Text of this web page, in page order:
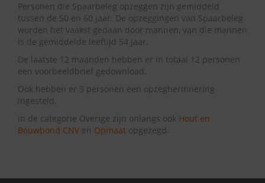
Personen die Spaarbeleg opzeggen zijn gemiddeld
tussen de 50 en 60 jaar. De opzeggingen van Spaarbeleg
worden het vaakst gedaan door mannen, van die mannen
is de gemiddelde leeftijd 54 jaar.
De laatste 12 maanden hebben er in totaal 12 personen
een voorbeeldbrief gedownload.
Ook hebben er 3 personen een opzegherinnering
ingesteld.
In de categorie Overige zijn onlangs ook Hout en
Bouwbond CNV en Opmaat opgezegd.